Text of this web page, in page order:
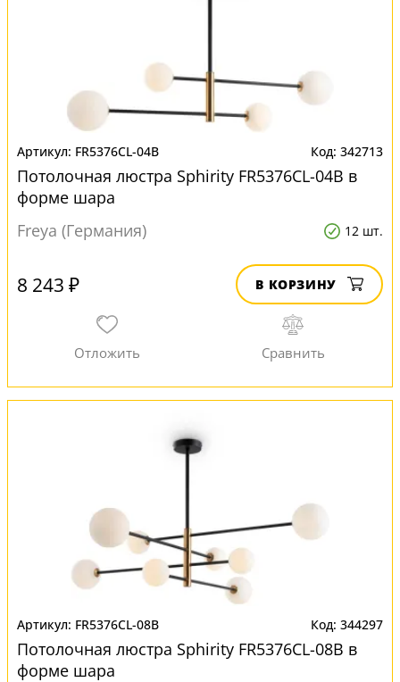
FR5376CL-04B 342713
Потолочная люстра Sphirity FR5376CL-04B в
форме шара
Freya (Германия)
12 шт.
8 243 ₽ В КОРЗИНУ
FR5376CL-08B 344297
Потолочная люстра Sphirity FR5376CL-08B в
форме шара